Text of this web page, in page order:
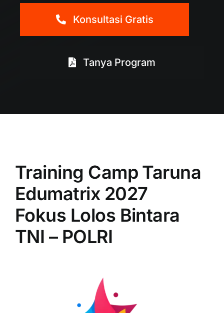
Konsultasi Gratis
Tanya Program
Training Camp Taruna
Edumatrix 2027
Fokus Lolos Bintara
TNI – POLRI